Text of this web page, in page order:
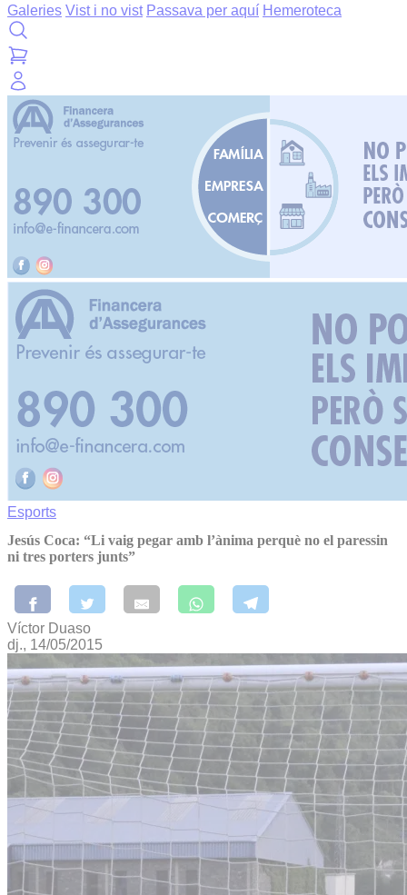
Galeries Vist i no vist Passava per aquí Hemeroteca
Esports
Jesús Coca: “Li vaig pegar amb l’ànima perquè no el paressin
ni tres porters junts”
Víctor Duaso
dj., 14/05/2015